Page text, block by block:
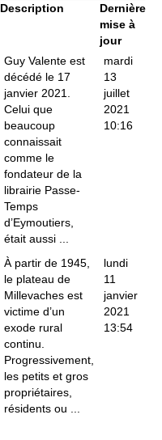
Description
Dernière
mise à
jour
Guy Valente est
décédé le 17
janvier 2021.
Celui que
beaucoup
connaissait
comme le
fondateur de la
librairie Passe-
Temps
d’Eymoutiers,
était aussi ...
mardi
13
juillet
2021
10:16
À partir de 1945,
le plateau de
Millevaches est
victime d’un
exode rural
continu.
Progressivement,
les petits et gros
propriétaires,
résidents ou ...
lundi
11
janvier
2021
13:54